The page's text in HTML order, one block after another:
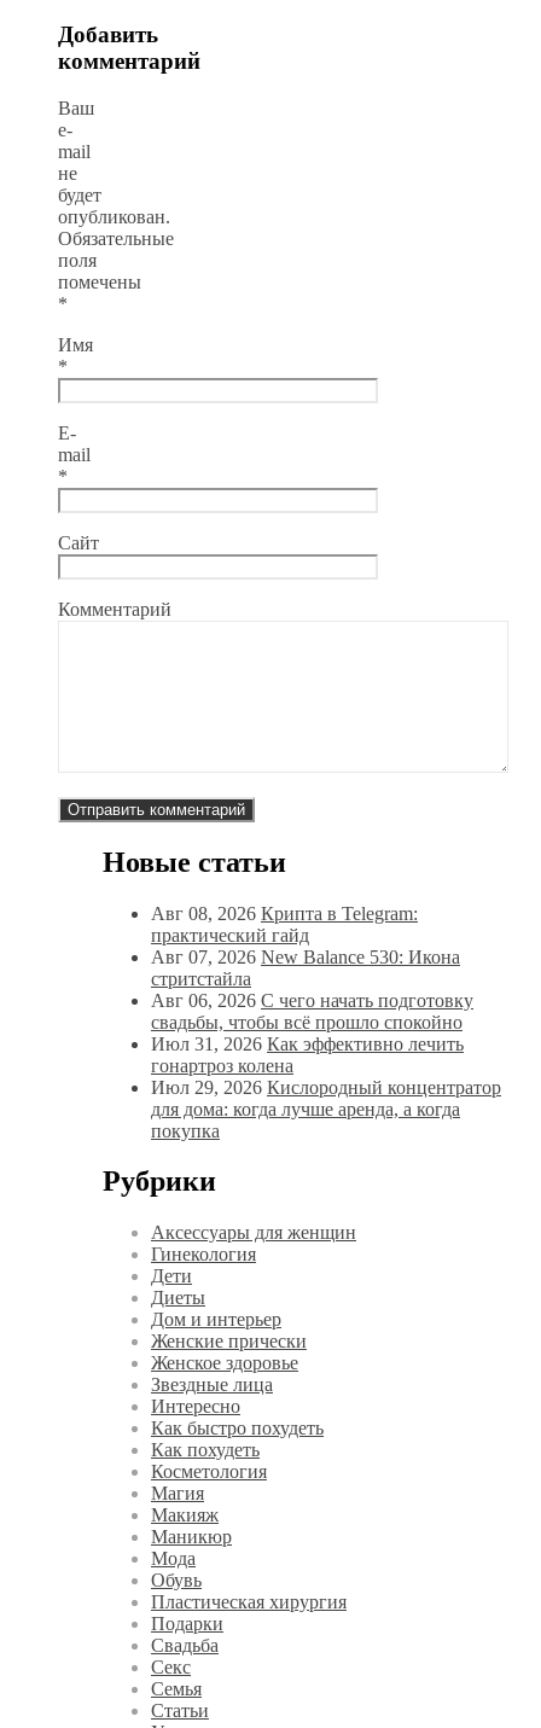
Добавить
комментарий
Ваш
e-
mail
не
будет
опубликован.
Обязательные
поля
помечены
*
Имя
*
E-
mail
*
Сайт
Комментарий
Новые статьи
Авг 08, 2026 Крипта в Telegram:
практический гайд
Авг 07, 2026 New Balance 530: Икона
стритстайла
Авг 06, 2026 С чего начать подготовку
свадьбы, чтобы всё прошло спокойно
Июл 31, 2026 Как эффективно лечить
гонартроз колена
Июл 29, 2026 Кислородный концентратор
для дома: когда лучше аренда, а когда
покупка
Рубрики
Аксессуары для женщин
Гинекология
Дети
Диеты
Дом и интерьер
Женские прически
Женское здоровье
Звездные лица
Интересно
Как быстро похудеть
Как похудеть
Косметология
Магия
Макияж
Маникюр
Мода
Обувь
Пластическая хирургия
Подарки
Свадьба
Секс
Семья
Статьи